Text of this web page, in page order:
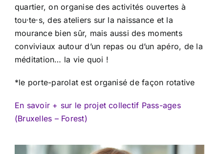
quartier, on organise des activités ouvertes à
tou·te·s, des ateliers sur la naissance et la
mourance bien sûr, mais aussi des moments
conviviaux autour d’un repas ou d’un apéro, de la
méditation… la vie quoi !
*le porte-parolat est organisé de façon rotative
En savoir + sur le projet collectif Pass-ages
(Bruxelles – Forest)